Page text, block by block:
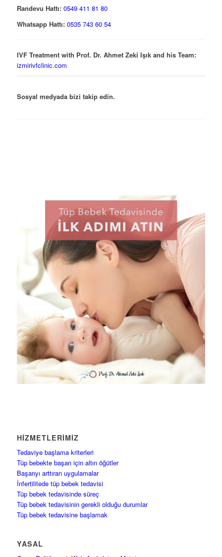
Randevu Hattı: 0549 411 81 80
Whatsapp Hattı: 0535 743 60 54
IVF Treatment with Prof. Dr. Ahmet Zeki Işık and his Team:
izmirivfclinic.com
Sosyal medyada bizi takip edin.
HIZMETLERIMIZ
Tedaviye başlama kriterleri
Tüp bebekte başarı için altın öğütler
Başarıyı arttıran uygulamalar
İnfertilitede tüp bebek tedavisi
Tüp bebek tedavisinde süreç
Tüp bebek tedavisinin gerekli olduğu durumlar
Tüp bebek tedavisine başlamak
YASAL